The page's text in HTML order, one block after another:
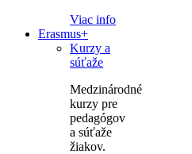
Viac info
Erasmus+
Kurzy a
súťaže
Medzinárodné
kurzy pre
pedagógov
a súťaže
žiakov.